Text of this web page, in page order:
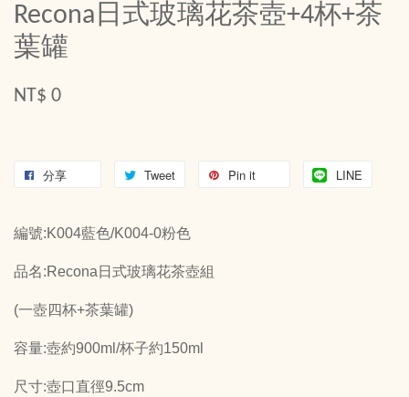
Recona日式玻璃花茶壺+4杯+茶
葉罐
NT$ 0
分享 Tweet Pin it LINE
編號:K004藍色/K004-0粉色
品名:Recona日式玻璃花茶壺組
(一壺四杯+茶葉罐)
容量:壺約900ml/杯子約150ml
尺寸:壺口直徑9.5cm